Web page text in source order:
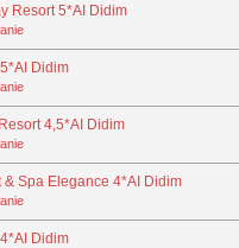
Resort 5*AI Didim
Didim
4,5*AI Didim
& Spa Elegance 4*AI Didim
Didim